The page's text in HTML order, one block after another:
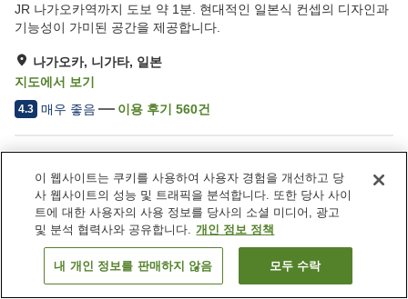
JR 나가오카역까지 도보 약 1분. 현대적인 일본식 컨셉의 디자인과
기능성이 가미된 공간을 제공합니다.
나가오카, 니가타, 일본
지도에서 보기
4.3 매우 좋음 이용 후기 560건
Wi-Fi
주차장
자동판매기
세탁 (유료)
객실 보기
이 웹사이트는 쿠키를 사용하여 사용자 경험을 개선하고 당
사 웹사이트의 성능 및 트래픽을 분석합니다. 또한 당사 사이
트에 대한 사용자의 사용 정보를 당사의 소셜 미디어, 광고
및 분석 협력사와 공유합니다. 개인 정보 정책
내 개인 정보를 판매하지 않음 모두 수락